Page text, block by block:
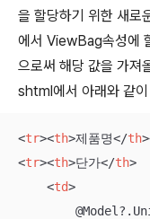
을 할당하기 위한 새
에서 ViewBag속성에
으로써 해당 값을 가져
shtml에서 아래와 같
<tr><th>제품명</th>
<tr><th>단가</th>
<td>